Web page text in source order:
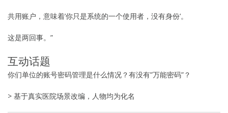
共用账户，意味着’你只是系统的一个使用者，没有身份’。
这是两回事。”
互动话题
你们单位的账号密码管理是什么情况？有没有”万能密码”？
> 基于真实医院场景改编，人物均为化名